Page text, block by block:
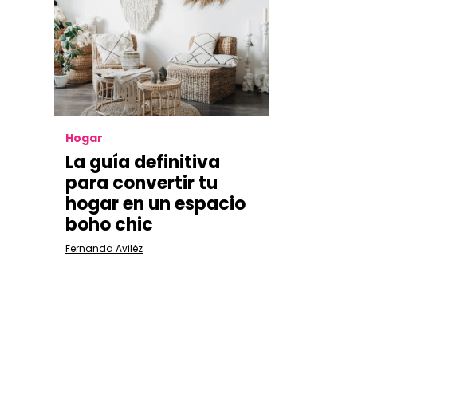
Hogar
La guía definitiva
para convertir tu
hogar en un espacio
boho chic
Fernanda Aviléz